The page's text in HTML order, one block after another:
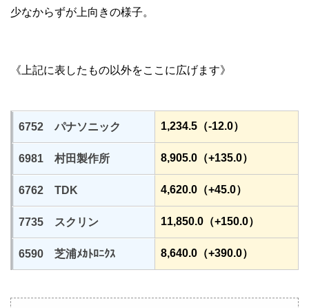
少なからずが上向きの様子。
《上記に表したもの以外をここに広げます》
6752 パナソニック 1,234.5（-12.0）
6981 村田製作所 8,905.0（+135.0）
6762 TDK 4,620.0（+45.0）
7735 スクリン 11,850.0（+150.0）
6590 芝浦ﾒｶﾄﾛﾆｸｽ 8,640.0（+390.0）